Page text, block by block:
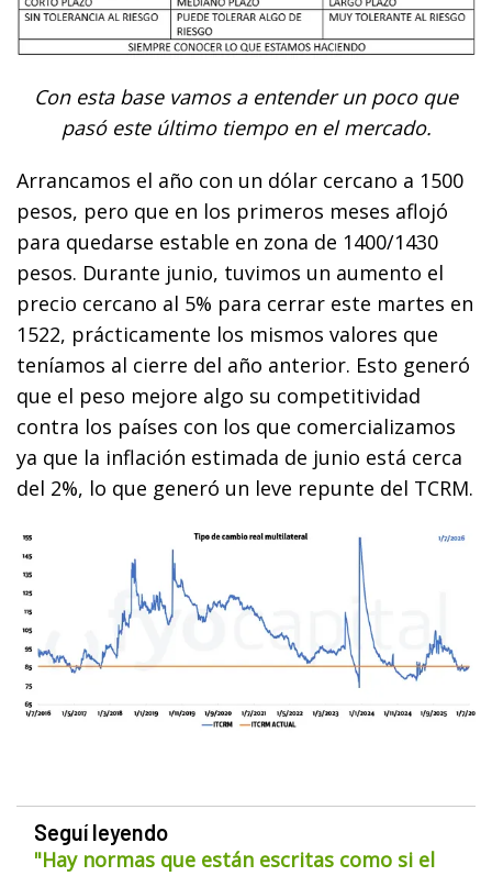
Con esta base vamos a entender un poco que
pasó este último tiempo en el mercado.
Arrancamos el año con un dólar cercano a 1500
pesos, pero que en los primeros meses aflojó
para quedarse estable en zona de 1400/1430
pesos. Durante junio, tuvimos un aumento el
precio cercano al 5% para cerrar este martes en
1522, prácticamente los mismos valores que
teníamos al cierre del año anterior. Esto generó
que el peso mejore algo su competitividad
contra los países con los que comercializamos
ya que la inflación estimada de junio está cerca
del 2%, lo que generó un leve repunte del TCRM.
Seguí leyendo
"Hay normas que están escritas como si el